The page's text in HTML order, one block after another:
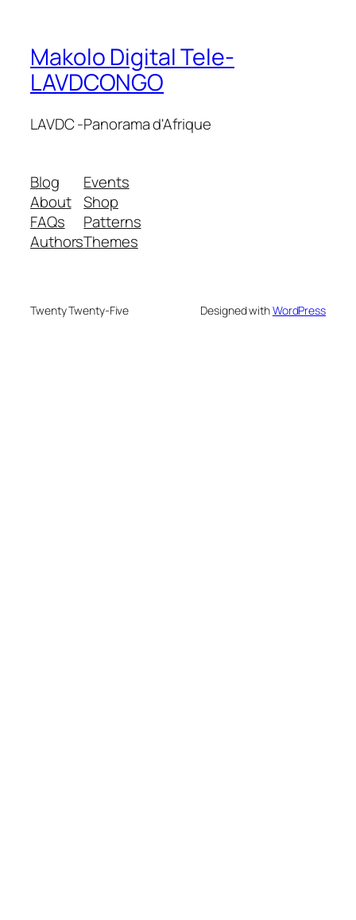
Makolo Digital Tele-
LAVDCONGO
LAVDC -Panorama d'Afrique
Blog
About
FAQs
Authors
Events
Shop
Patterns
Themes
Twenty Twenty-Five Designed withWordPress